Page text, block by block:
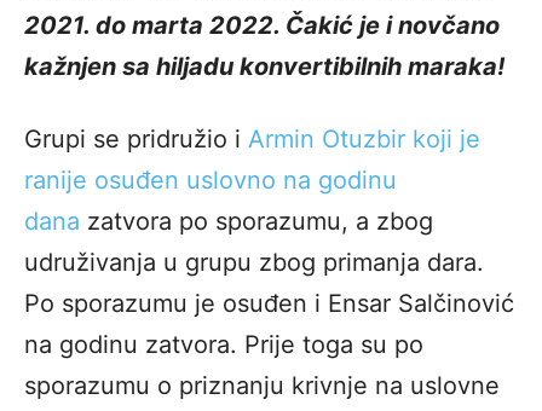
2021. do marta 2022. Čakić je i novčano
kažnjen sa hiljadu konvertibilnih maraka!
Grupi se pridružio i Armin Otuzbir koji je
ranije osuđen uslovno na godinu
dana zatvora po sporazumu, a zbog
udruživanja u grupu zbog primanja dara.
Po sporazumu je osuđen i Ensar Salčinović
na godinu zatvora. Prije toga su po
sporazumu o priznanju krivnje na uslovne